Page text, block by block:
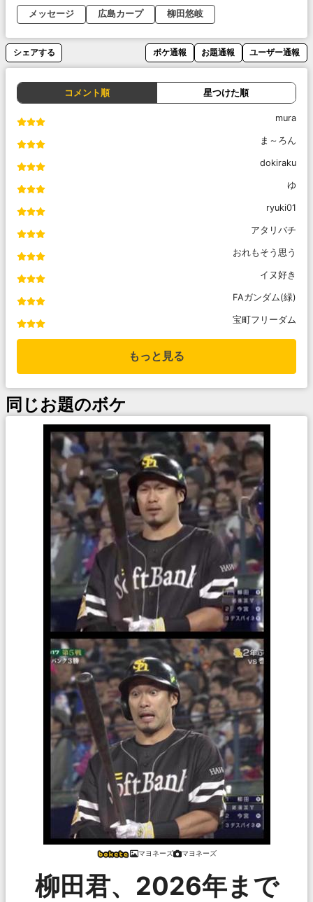
メッセージ
広島カープ 柳田悠岐
シェアする ボケ通報 お題通報 ユーザー通報
コメント順 星つけた順
mura
ま～ろん
dokiraku
ゆ
ryuki01
アタリバチ
おれもそう思う
イヌ好き
FAガンダム(緑)
宝町フリーダム
もっと見る
同じお題のボケ
マヨネーズ マヨネーズ
柳田君、2026年まで